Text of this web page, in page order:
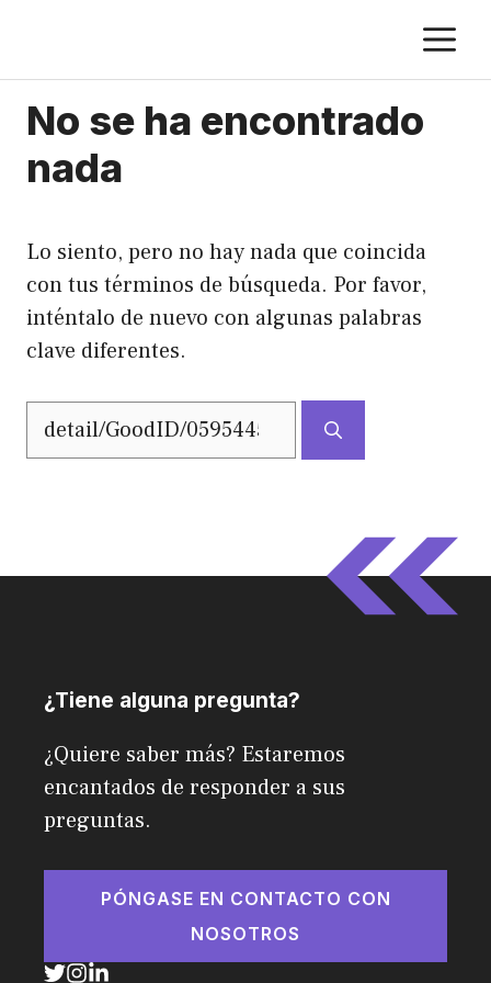
contenido
No se ha encontrado
nada
Lo siento, pero no hay nada que coincida
con tus términos de búsqueda. Por favor,
inténtalo de nuevo con algunas palabras
clave diferentes.
Buscar:
¿Tiene alguna pregunta?
¿Quiere saber más? Estaremos
encantados de responder a sus
preguntas.
PÓNGASE EN CONTACTO CON
NOSOTROS